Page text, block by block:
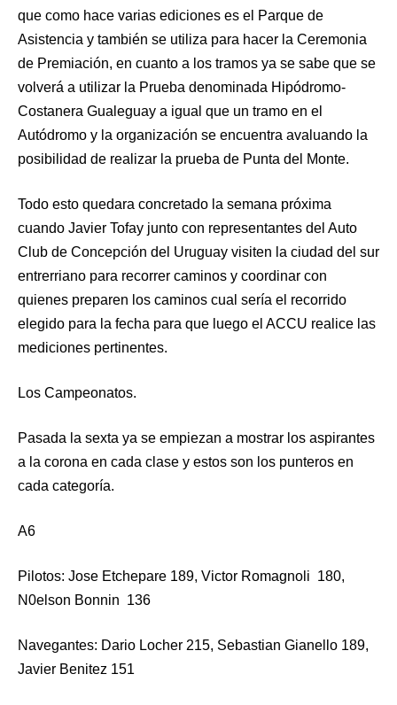
que como hace varias ediciones es el Parque de
Asistencia y también se utiliza para hacer la Ceremonia
de Premiación, en cuanto a los tramos ya se sabe que se
volverá a utilizar la Prueba denominada Hipódromo-
Costanera Gualeguay a igual que un tramo en el
Autódromo y la organización se encuentra avaluando la
posibilidad de realizar la prueba de Punta del Monte.
Todo esto quedara concretado la semana próxima
cuando Javier Tofay junto con representantes del Auto
Club de Concepción del Uruguay visiten la ciudad del sur
entrerriano para recorrer caminos y coordinar con
quienes preparen los caminos cual sería el recorrido
elegido para la fecha para que luego el ACCU realice las
mediciones pertinentes.
Los Campeonatos.
Pasada la sexta ya se empiezan a mostrar los aspirantes
a la corona en cada clase y estos son los punteros en
cada categoría.
A6
Pilotos: Jose Etchepare 189, Victor Romagnoli 180,
N0elson Bonnin 136
Navegantes: Dario Locher 215, Sebastian Gianello 189,
Javier Benitez 151